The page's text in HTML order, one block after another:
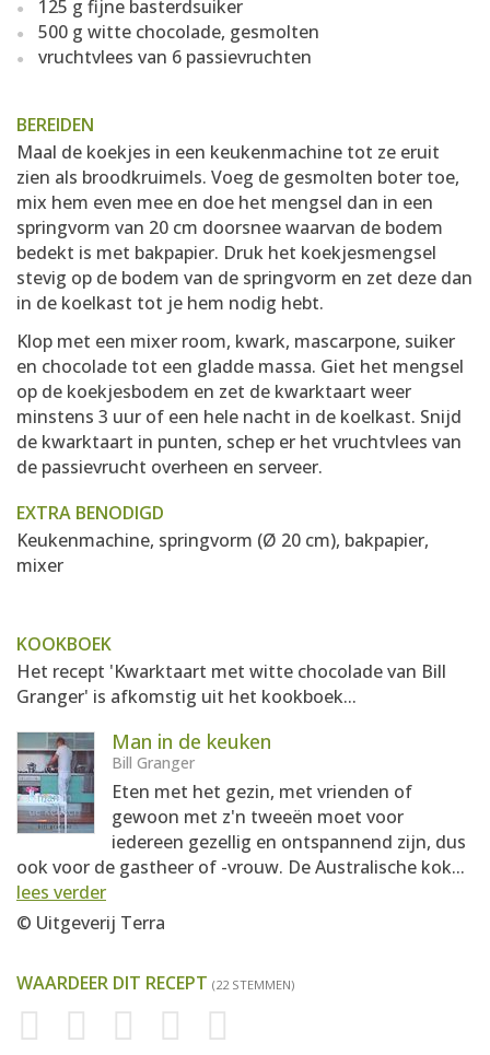
125 g fijne basterdsuiker
500 g witte chocolade, gesmolten
vruchtvlees van 6 passievruchten
BEREIDEN
Maal de koekjes in een keukenmachine tot ze eruit
zien als broodkruimels. Voeg de gesmolten boter toe,
mix hem even mee en doe het mengsel dan in een
springvorm van 20 cm doorsnee waarvan de bodem
bedekt is met bakpapier. Druk het koekjesmengsel
stevig op de bodem van de springvorm en zet deze dan
in de koelkast tot je hem nodig hebt.
Klop met een mixer room, kwark, mascarpone, suiker
en chocolade tot een gladde massa. Giet het mengsel
op de koekjesbodem en zet de kwarktaart weer
minstens 3 uur of een hele nacht in de koelkast. Snijd
de kwarktaart in punten, schep er het vruchtvlees van
de passievrucht overheen en serveer.
EXTRA BENODIGD
Keukenmachine, springvorm (Ø 20 cm), bakpapier,
mixer
KOOKBOEK
Het recept 'Kwarktaart met witte chocolade van Bill
Granger' is afkomstig uit het kookboek...
Man in de keuken
Bill Granger
Eten met het gezin, met vrienden of
gewoon met z'n tweeën moet voor
iedereen gezellig en ontspannend zijn, dus
ook voor de gastheer of -vrouw. De Australische kok...
lees verder
© Uitgeverij Terra
WAARDEER DIT RECEPT (22 STEMMEN)